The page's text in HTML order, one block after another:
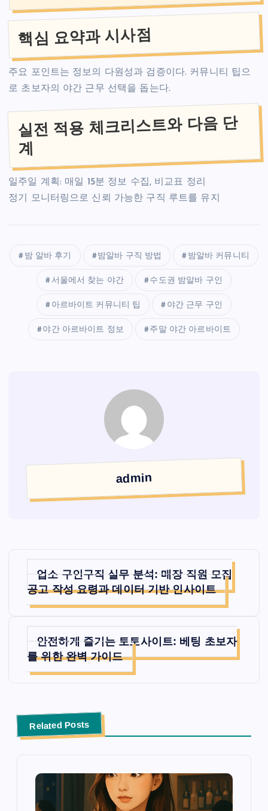
핵심 요약과 시사점
주요 포인트는 정보의 다원성과 검증이다. 커뮤니티 팁으
로 초보자의 야간 근무 선택을 돕는다.
실전 적용 체크리스트와 다음 단
계
일주일 계획: 매일 15분 정보 수집, 비교표 정리
정기 모니터링으로 신뢰 가능한 구직 루트를 유지
밤 알바 후기 밤알바 구직 방법 밤알바 커뮤니티
서울에서 찾는 야간 수도권 밤알바 구인
아르바이트 커뮤니티 팁 야간 근무 구인
야간 아르바이트 정보 주말 야간 아르바이트
admin
탐
색
업소 구인구직 실무 분석: 매장 직원 모집
공고 작성 요령과 데이터 기반 인사이트
안전하게 즐기는 토토사이트: 베팅 초보자
를 위한 완벽 가이드
Related Posts